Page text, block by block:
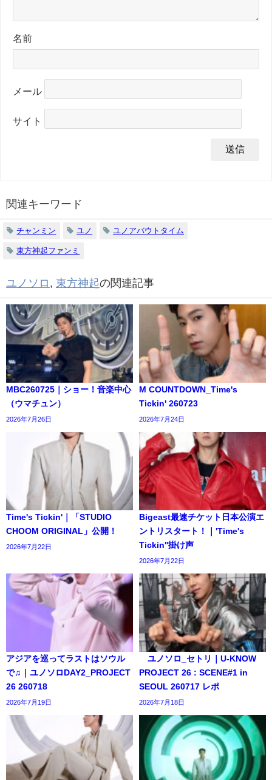
名前
メール
サイト
関連キーワード
チャンミン ユノ ユノアバウトタイム
東方神起ファンミ
ユノソロ , 東方神起の関連記事
MBC260725｜ショー！音楽中心
（ウマチュン）
2026年7月26日
M COUNTDOWN_Time's
Tickin' 260723
2026年7月24日
Time's Tickin'｜「STUDIO
CHOOM ORIGINAL」公開！
2026年7月22日
Bigeast最速チケット日本公演エ
ントリスタート！｜'Time's
Tickin''掛け声
2026年7月22日
アジアを巡ってラストはソウル
で♫｜ユノソロDAY2_PROJECT
26 260718
2026年7月19日
ユノソロ_セトリ｜U-KNOW
PROJECT 26 : SCENE#1 in
SEOUL 260717 レポ
2026年7月18日